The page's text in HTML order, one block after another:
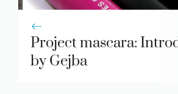
Project mascara:
by Gejba